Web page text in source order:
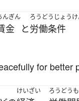
んぎん
金 と
ろうどうじょう
労働条件
for better
けいざい ろうどう